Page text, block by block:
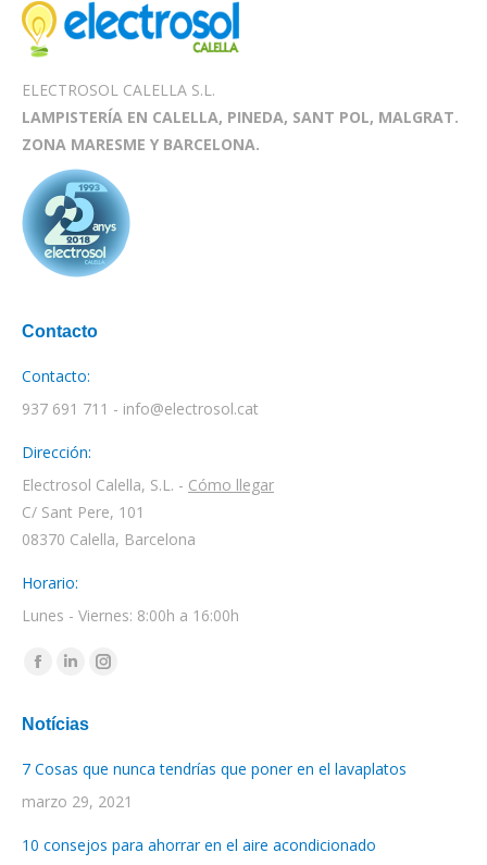
ELECTROSOL CALELLA S.L.
LAMPISTERÍA EN CALELLA, PINEDA, SANT POL, MALGRAT.
ZONA MARESME Y BARCELONA.
Contacto
Contacto:
937 691 711 - info@electrosol.cat
Dirección:
Electrosol Calella, S.L. - Cómo llegar
C/ Sant Pere, 101
08370 Calella, Barcelona
Horario:
Lunes - Viernes: 8:00h a 16:00h
Encuéntranos en:
Facebook
opens
window
Linkedin
opens
new
window
Instagram
window
Notícias
7 Cosas que nunca tendrías que poner en el lavaplatos
marzo 29, 2021
10 consejos para ahorrar en el aire acondicionado